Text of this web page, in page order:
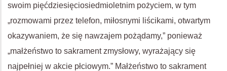
swoim pięćdziesięciosiedmioletnim pożyciem, w tym
„rozmowami przez telefon, miłosnymi liścikami, otwartym
okazywaniem, że się nawzajem pożądamy,” ponieważ
„małżeństwo to sakrament zmysłowy, wyrażający się
najpełniej w akcie płciowym.” Małżeństwo to sakrament